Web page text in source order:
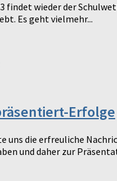
findet wieder der
Es geht vielmehr...
Erfolge
uns die erfreuliche
und daher zur